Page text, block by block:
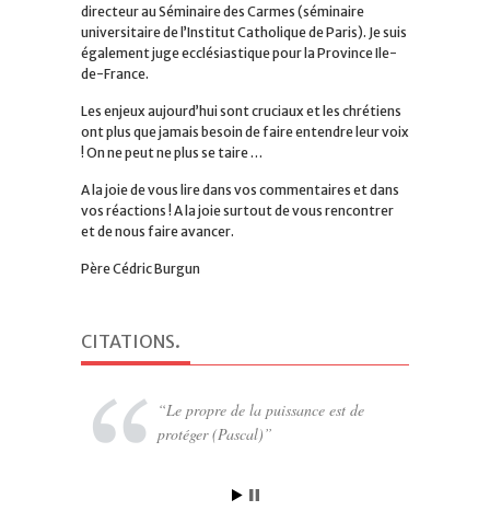
directeur au Séminaire des Carmes (séminaire
universitaire de l’Institut Catholique de Paris). Je suis
également juge ecclésiastique pour la Province Ile-
de-France.
Les enjeux aujourd’hui sont cruciaux et les chrétiens
ont plus que jamais besoin de faire entendre leur voix
! On ne peut ne plus se taire …
A la joie de vous lire dans vos commentaires et dans
vos réactions ! A la joie surtout de vous rencontrer
et de nous faire avancer.
Père Cédric Burgun
CITATIONS.
Le propre de la puissance est de
protéger (Pascal)